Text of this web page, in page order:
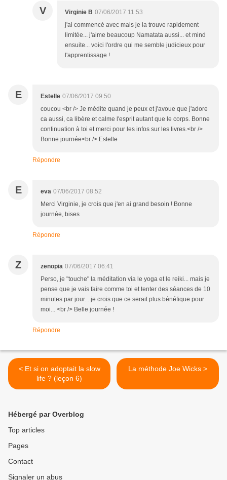
V Virginie B 07/06/2017 11:53
j'ai commencé avec mais je la trouve rapidement
limitée... j'aime beaucoup Namatata aussi... et mind
ensuite... voici l'ordre qui me semble judicieux pour
l'apprentissage !
E Estelle 07/06/2017 09:50
coucou <br /> Je médite quand je peux et j'avoue que j'adore
ca aussi, ca libère et calme l'esprit autant que le corps. Bonne
continuation à toi et merci pour les infos sur les livres.<br />
Bonne journée<br /> Estelle
Répondre
E eva 07/06/2017 08:52
Merci Virginie, je crois que j'en ai grand besoin ! Bonne
journée, bises
Répondre
Z zenopia 07/06/2017 06:41
Perso, je "touche" la méditation via le yoga et le reiki... mais je
pense que je vais faire comme toi et tenter des séances de 10
minutes par jour... je crois que ce serait plus bénéfique pour
moi... <br /> Belle journée !
Répondre
< Et si on adoptait la slow
life ? (leçon 6)
La méthode Joe Wicks >
Hébergé par Overblog
Top articles
Pages
Contact
Signaler un abus